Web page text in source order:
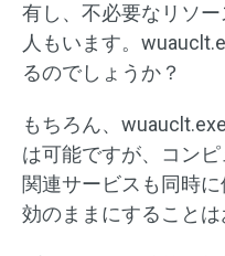
有し、不必要なリソ
人もいます。
るのでしょうか？
もちろん、
は可能ですが、コン
関連サービスも同時
効のままにすることは